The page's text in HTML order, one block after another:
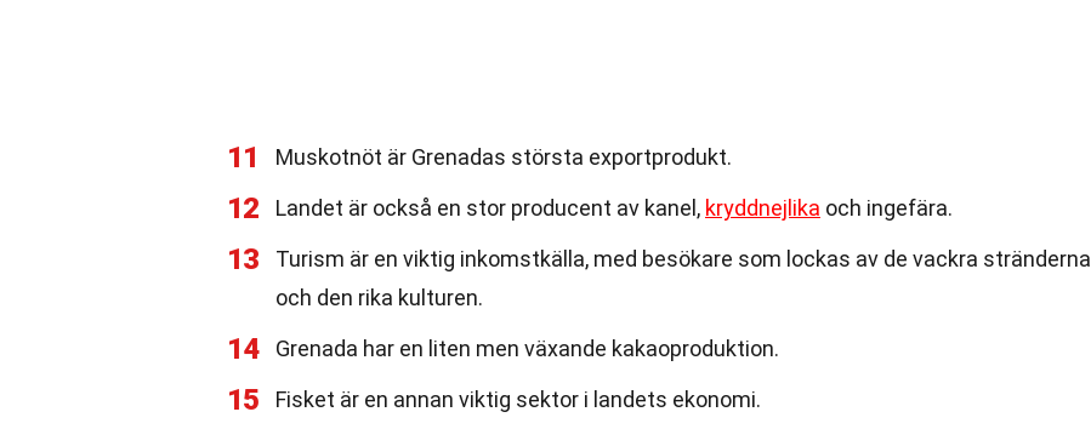
11 Muskotnöt är Grenadas största exportprodukt.
12 Landet är också en stor producent av kanel, kryddnejlika och ingefära.
13
Turism är en viktig inkomstkälla, med besökare som lockas av de vackra stränderna
och den rika kulturen.
14 Grenada har en liten men växande kakaoproduktion.
15 Fisket är en annan viktig sektor i landets ekonomi.